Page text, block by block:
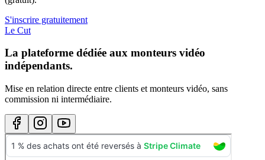
S'inscrire gratuitement
Le Cut
La plateforme dédiée aux monteurs vidéo
indépendants.
Mise en relation directe entre clients et monteurs vidéo, sans
commission ni intermédiaire.